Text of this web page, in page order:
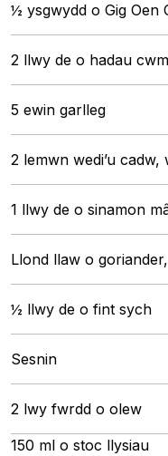
½ ysgwydd o Gig Oen
2 llwy de o hadau
5 ewin garlleg
2 lemwn wedi’u cadw,
1 llwy de o sinamon
Llond llaw o
½ llwy de o fint sych
Sesnin
2 lwy fwrdd o olew
150 ml o stoc llysiau